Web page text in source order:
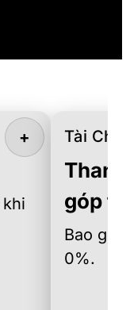
+ Tài
góp
Bao
0%.